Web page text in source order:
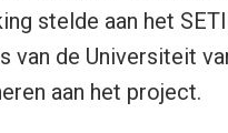
stelde aan het
de Universiteit
aan het project.